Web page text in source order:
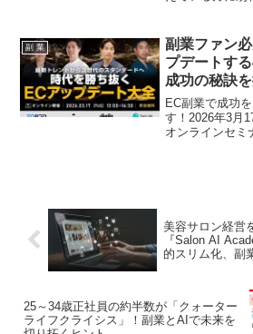
ほか、他フリマ
プロフィールに
場。これにより
大きく下がりま
副 業
副業ファン
プデートす
成功の秘訣を
EC副業で成功
す！2026年3月
オンラインセミ
満載です。
美容サロン経営
『Salon AI
的スリム化、副
25～34歳正社員の約半数が「クォーター
ライフクライシス」！副業とAIで未来を